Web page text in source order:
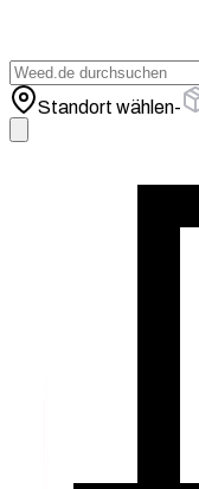
Standort wählen-